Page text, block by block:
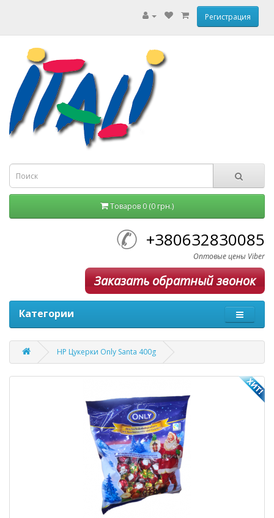
Регистрация
Товаров 0 (0 грн.)
+380632830085
Оптовые цены Viber
Заказать обратный звонок
Категории
НР Цукерки Only Santa 400g